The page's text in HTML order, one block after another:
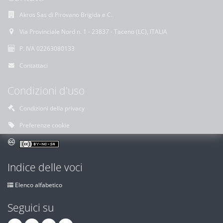
Akros Sas di Pirovano Brigida e C.
Via Provinciale Nord n. 1 - 23837 - Taceno (LC), ITALIA
P. IVA 02263080133
Contattaci
Condizioni d'uso
Condizioni della privacy
Preferenze cookie
Indice delle voci
Elenco alfabetico
Seguici su